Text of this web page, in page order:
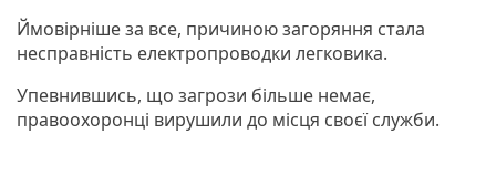
Ймовірніше за все, причиною загоряння стала
несправність електропроводки легковика.
Упевнившись, що загрози більше немає,
правоохоронці вирушили до місця своєї служби.